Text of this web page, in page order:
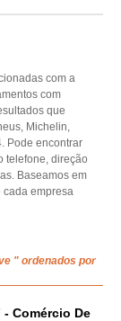
com a
com
que
Michelin,
Pode encontrar
telefone, direção
Baseamos em
cada empresa
" ordenados por
- Comércio De